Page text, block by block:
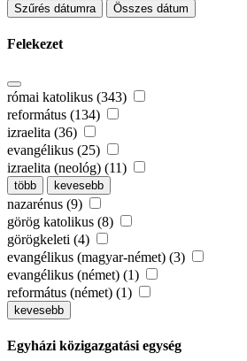
Szűrés dátumra Összes dátum
Felekezet
római katolikus (343)
református (134)
izraelita (36)
evangélikus (25)
izraelita (neológ) (11)
több kevesebb
nazarénus (9)
görög katolikus (8)
görögkeleti (4)
evangélikus (magyar-német) (3)
evangélikus (német) (1)
református (német) (1)
kevesebb
Egyházi közigazgatási egység